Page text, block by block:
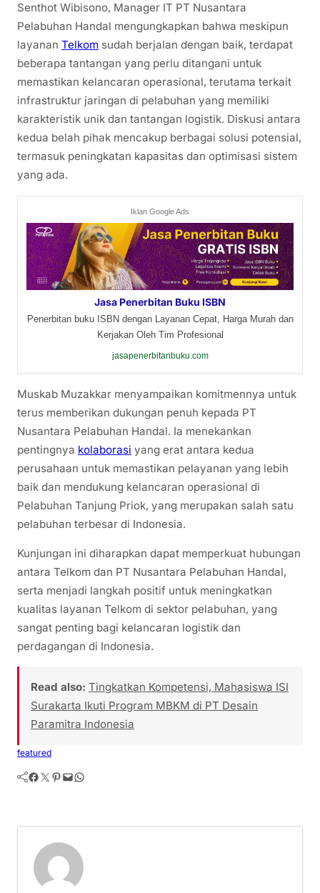
Senthot Wibisono, Manager IT PT Nusantara
Pelabuhan Handal mengungkapkan bahwa meskipun
layanan Telkom sudah berjalan dengan baik, terdapat
beberapa tantangan yang perlu ditangani untuk
memastikan kelancaran operasional, terutama terkait
infrastruktur jaringan di pelabuhan yang memiliki
karakteristik unik dan tantangan logistik. Diskusi antara
kedua belah pihak mencakup berbagai solusi potensial,
termasuk peningkatan kapasitas dan optimisasi sistem
yang ada.
Iklan Google Ads
Jasa Penerbitan Buku ISBN
Penerbitan buku ISBN dengan Layanan Cepat, Harga Murah dan
Kerjakan Oleh Tim Profesional
jasapenerbitanbuku.com
Muskab Muzakkar menyampaikan komitmennya untuk
terus memberikan dukungan penuh kepada PT
Nusantara Pelabuhan Handal. Ia menekankan
pentingnya kolaborasi yang erat antara kedua
perusahaan untuk memastikan pelayanan yang lebih
baik dan mendukung kelancaran operasional di
Pelabuhan Tanjung Priok, yang merupakan salah satu
pelabuhan terbesar di Indonesia.
Kunjungan ini diharapkan dapat memperkuat hubungan
antara Telkom dan PT Nusantara Pelabuhan Handal,
serta menjadi langkah positif untuk meningkatkan
kualitas layanan Telkom di sektor pelabuhan, yang
sangat penting bagi kelancaran logistik dan
perdagangan di Indonesia.
Read also: Tingkatkan Kompetensi, Mahasiswa ISI
Surakarta Ikuti Program MBKM di PT Desain
Paramitra Indonesia
featured
Facebook Twitter Pinterest Mail WhatsApp